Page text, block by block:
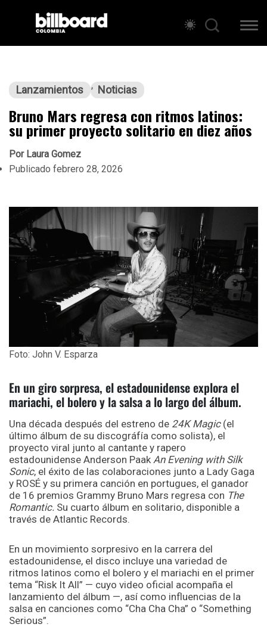
Lanzamientos Noticias
Bruno Mars regresa con ritmos latinos:
su primer proyecto solitario en diez años
PorLaura Gomez
Publicado febrero 28, 2026
Foto: John V. Esparza
En un giro sorpresa, el estadounidense explora el
mariachi, el bolero y la salsa a lo largo del álbum.
Una década después del estreno de 24K Magic (el
último álbum de su discográfía como solista), el
proyecto viral junto al cantante y rapero
estadounidense Anderson Paak An Evening with Silk
Sonic, el éxito de las colaboraciones junto a Lady Gaga
y ROSÉ y su primera canción en portugues, el ganador
de 16 premios Grammy Bruno Mars regresa con The
Romantic. Su cuarto álbum en solitario, disponible a
través de Atlantic Records.
En un movimiento sorpresivo en la carrera del
estadounidense, el disco incluye una variedad de
ritmos latinos como el bolero y el mariachi en el primer
tema “Risk It All” — cuyo video oficial acompaña el
lanzamiento del álbum —, así como influencias de la
salsa en canciones como “Cha Cha Cha” o “Something
Serious”.